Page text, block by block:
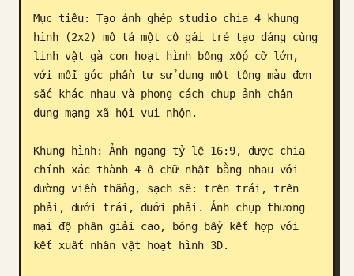
Blog
Cập nhật
Mục tiêu: Tạo ảnh ghép studio chia 4 khung
hình (2x2) mô tả một cô gái trẻ tạo dáng cùng
linh vật gà con hoạt hình bông xốp cỡ lớn,
với mỗi góc phần tư sử dụng một tông màu đơn
sắc khác nhau và phong cách chụp ảnh chân
dung mạng xã hội vui nhộn.
Khung hình: Ảnh ngang tỷ lệ 16:9, được chia
chính xác thành 4 ô chữ nhật bằng nhau với
đường viền thẳng, sạch sẽ: trên trái, trên
phải, dưới trái, dưới phải. Ảnh chụp thương
mại độ phân giải cao, bóng bẩy kết hợp với
kết xuất nhân vật hoạt hình 3D.